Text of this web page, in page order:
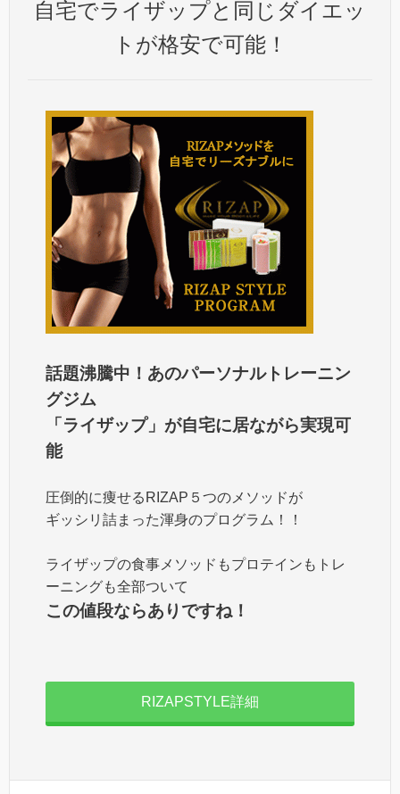
自宅でライザップと同じダイエッ
トが格安で可能！
話題沸騰中！あのパーソナルトレーニン
グジム
「ライザップ」が自宅に居ながら実現可
能
圧倒的に痩せるRIZAP５つのメソッドが
ギッシリ詰まった渾身のプログラム！！
ライザップの食事メソッドもプロテインもトレ
ーニングも全部ついて
この値段ならありですね！
RIZAPSTYLE詳細